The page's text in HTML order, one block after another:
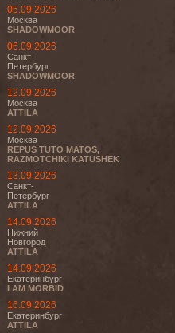
05.09.2026
Москва
SHADOWMOOR
06.09.2026
Санкт-
Петербург
SHADOWMOOR
12.09.2026
Москва
ATTILA
12.09.2026
Москва
REPUS TUTO MATOS,
RAZMOTCHIKI KATUSHEK
13.09.2026
Санкт-
Петербург
ATTILA
14.09.2026
Нижний
Новгород
ATTILA
14.09.2026
Екатеринбург
I AM MORBID
16.09.2026
Екатеринбург
ATTILA